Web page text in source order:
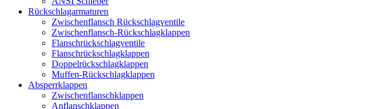
Rückschlag­armaturen
Zwischenflansch Rückschlagventile
Zwischenflansch-Rückschlagklappen
Flanschrückschlagventile
Flanschrückschlagklappen
Doppelrückschlagklappen
Muffen-Rückschlagklappen
Absperrklappen
Zwischenflanschklappen
Anflanschklappen